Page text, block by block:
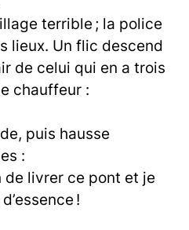
terrible ; la police
lieux. Un flic descend
de celui qui en a trois
chauffeur :
puis hausse
:
de livrer ce pont et je
!